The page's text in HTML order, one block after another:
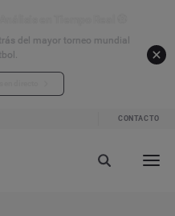
del mayor torneo mundial
CONTACTO